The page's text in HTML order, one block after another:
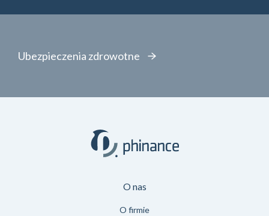
Ubezpieczenia zdrowotne
O nas
O firmie